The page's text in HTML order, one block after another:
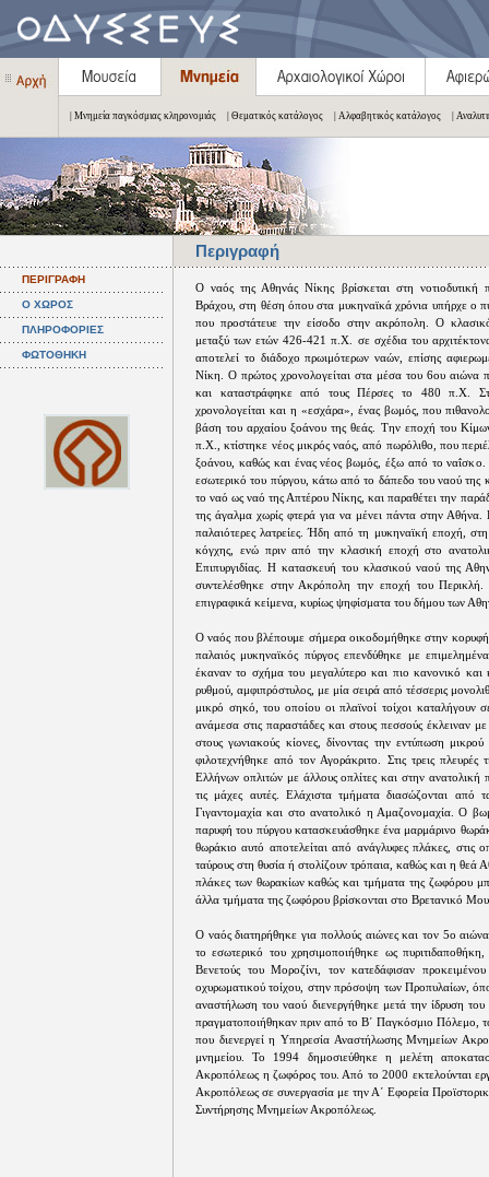
| Μνημεία παγκόσμιας κληρονομιάς | Θεματικός κατάλογος | Αλφαβητικός κατάλογος |
Περιγραφή
ΠΕΡΙΓΡΑΦΗ
Ο ΧΩΡΟΣ
ΠΛΗΡΟΦΟΡΙΕΣ
ΦΩΤΟΘΗΚΗ
Ο ναός της Αθηνάς Νίκης βρίσκεται στη νοτιοδυτική
Βράχου, στη θέση όπου στα μυκηναϊκά χρόνια υπήρχε ο
που προστάτευε την είσοδο στην ακρόπολη. Ο
μεταξύ των ετών 426-421 π.Χ. σε σχέδια του
αποτελεί το διάδοχο πρωιμότερων ναών, επίσης
Νίκη. Ο πρώτος χρονολογείται στα μέσα του 6ου αιώνα
και καταστράφηκε από τους Πέρσες το 480 π.Χ.
χρονολογείται και η «εσχάρα», ένας βωμός, που
βάση του αρχαίου ξοάνου της θεάς. Την εποχή του
π.Χ., κτίστηκε νέος μικρός ναός, από πωρόλιθο, που
ξοάνου, καθώς και ένας νέος βωμός, έξω από το
εσωτερικό του πύργου, κάτω από το δάπεδο του ναού
το ναό ως ναό της Απτέρου Νίκης, και παραθέτει την
της άγαλμα χωρίς φτερά για να μένει πάντα στην
παλαιότερες λατρείες. Ήδη από τη μυκηναϊκή εποχή,
κόγχης, ενώ πριν από την κλασική εποχή στο
Επιπυργιδίας. Η κατασκευή του κλασικού ναού της
συντελέσθηκε στην Ακρόπολη την εποχή του Περικλή.
επιγραφικά κείμενα, κυρίως ψηφίσματα του δήμου των
Ο ναός που βλέπουμε σήμερα οικοδομήθηκε στην
παλαιός μυκηναϊκός πύργος επενδύθηκε με
έκαναν το σχήμα του μεγαλύτερο και πιο κανονικό και
ρυθμού, αμφιπρόστυλος, με μία σειρά από τέσσερις
μικρό σηκό, του οποίου οι πλαϊνοί τοίχοι
ανάμεσα στις παραστάδες και στους πεσσούς έκλειναν
στους γωνιακούς κίονες, δίνοντας την εντύπωση
φιλοτεχνήθηκε από τον Αγοράκριτο. Στις τρεις
Ελλήνων οπλιτών με άλλους οπλίτες και στην
τις μάχες αυτές. Ελάχιστα τμήματα διασώζονται από
Γιγαντομαχία και στο ανατολικό η Αμαζονομαχία. Ο
παρυφή του πύργου κατασκευάσθηκε ένα μαρμάρινο
θωράκιο αυτό αποτελείται από ανάγλυφες πλάκες, στις
ταύρους στη θυσία ή στολίζουν τρόπαια, καθώς και η θεά
πλάκες των θωρακίων καθώς και τμήματα της ζωφόρου
άλλα τμήματα της ζωφόρου βρίσκονται στο Βρετανικό
Ο ναός διατηρήθηκε για πολλούς αιώνες και τον 5ο
το εσωτερικό του χρησιμοποιήθηκε ως
Βενετούς του Mοροζίνι, τον κατεδάφισαν
οχυρωματικού τοίχου, στην πρόσοψη των Προπυλαίων,
αναστήλωση του ναού διενεργήθηκε μετά την ίδρυση
πραγματοποιήθηκαν πριν από το Β΄ Παγκόσμιο Πόλεμο,
που διενεργεί η Υπηρεσία Αναστήλωσης Μνημείων
μνημείου. Το 1994 δημοσιεύθηκε η μελέτη
Ακροπόλεως η ζωφόρος του. Από το 2000 εκτελούνται
Ακροπόλεως σε συνεργασία με την Α΄ Εφορεία
Συντήρησης Μνημείων Ακροπόλεως.